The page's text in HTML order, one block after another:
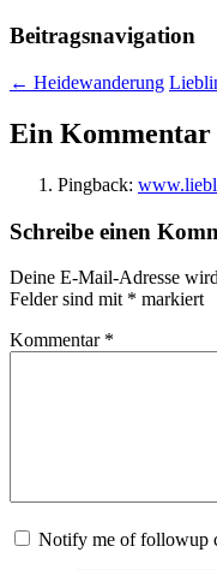
Beitragsnavigation
← Heidewanderung
Ein Kommentar
Pingback:
Schreibe einen
Deine E-Mail-Adresse
Felder sind mit * markiert
Kommentar *
Notify me of followup